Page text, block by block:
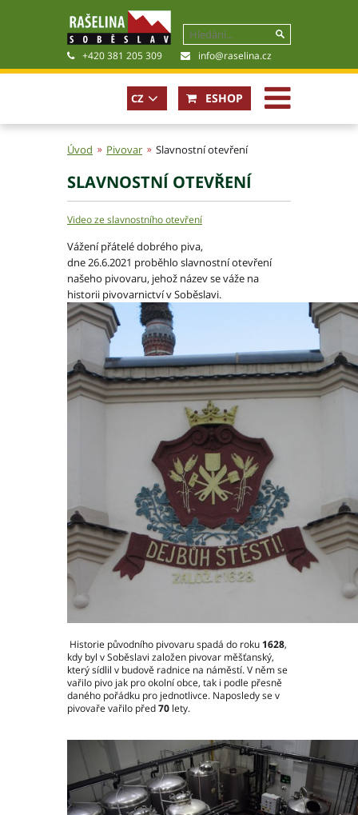
+420 381 205 309 info@raselina.cz
Historie, současnost
Politika společnosti
Obchodní podmínky
Pro akcionáře
Certifikáty
Poradna
Fotogalerie
Soubory ke stažení
Ochrana osobních údajů – GDPR
Středočeský kraj
Jihočeský kraj
Plzeňský kraj
Karlovarský kraj
Ústecký kraj
Liberecký kraj
Královéhradecký kraj
Pardubický kraj
Kraj Vysočina
Jihomoravský kraj
Olomoucký kraj
Zlínský kraj
Slovenská republika
CZ
available
EN
ESHOP
Úvod Pivovar Slavnostní otevření
SLAVNOSTNÍ OTEVŘENÍ
Video ze slavnostního otevření
Vážení přátelé dobrého piva,
dne 26.6.2021 proběhlo slavnostní otevření
našeho pivovaru, jehož název se váže na
historii pivovarnictví v Soběslavi.
Historie původního pivovaru spadá do roku 1628,
kdy byl v Soběslavi založen pivovar měšťanský,
který sídlil v budově radnice na náměstí. V něm se
vařilo pivo jak pro okolní obce, tak i podle přesně
daného pořádku pro jednotlivce. Naposledy se v
pivovaře vařilo před70 lety.